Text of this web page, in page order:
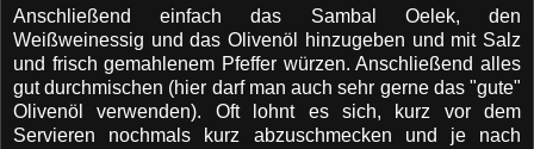
Anschließend einfach das Sambal Oelek, den
Weißweinessig und das Olivenöl hinzugeben und mit Salz
und frisch gemahlenem Pfeffer würzen. Anschließend alles
gut durchmischen (hier darf man auch sehr gerne das "gute"
Olivenöl verwenden). Oft lohnt es sich, kurz vor dem
Servieren nochmals kurz abzuschmecken und je nach